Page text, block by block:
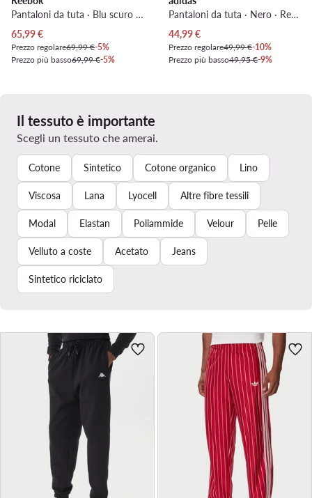
Pantaloni da tuta · Blu scuro · Regular Fit
Prezzo attuale
65,99€
Prezzo regolare69,99 €-5%
Prezzo più basso69,99 €-5%
Pantaloni da tuta · Nero · Regular Fit
Prezzo attuale
44,99€
Prezzo regolare49,99 €-10%
Prezzo più basso49,95 €-9%
Il tessuto è importante
Scegli un tessuto che amerai.
Cotone Sintetico Cotone organico Lino
Viscosa Lana Lyocell Altre fibre tessili
Modal Elastan Poliammide Velour Pelle
Velluto a coste Acetato Jeans
Sintetico riciclato